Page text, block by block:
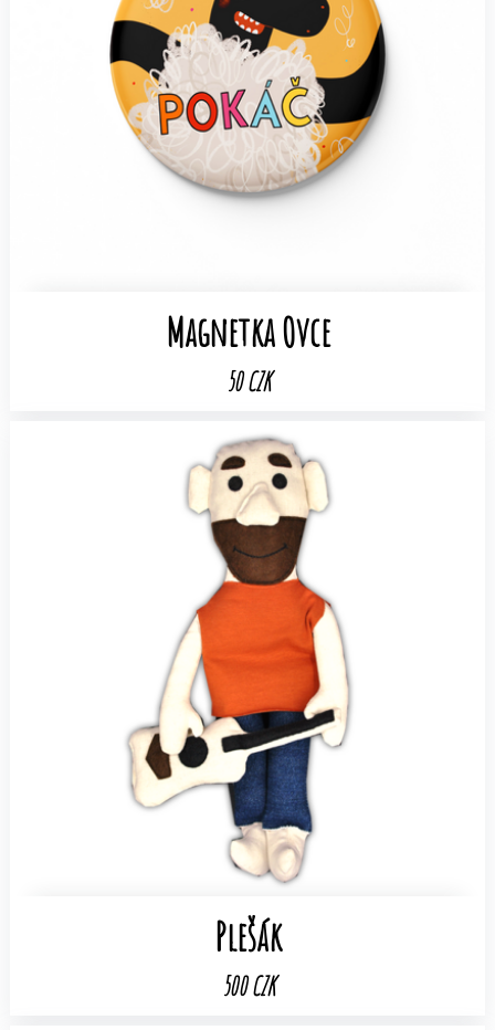
Magnetka Ovce
50 CZK
Plešák
500 CZK